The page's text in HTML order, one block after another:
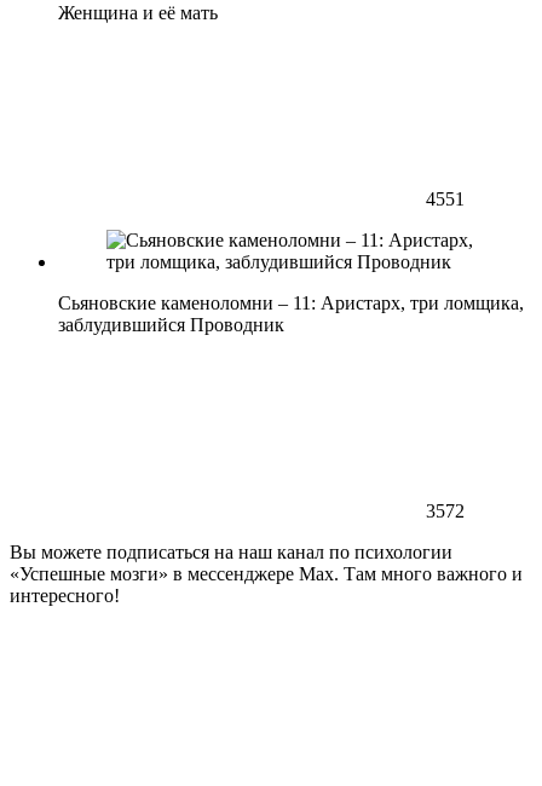
Женщина и её мать
4551
Сьяновские каменоломни – 11: Аристарх, три ломщика,
заблудившийся Проводник
3572
Вы можете подписаться на наш канал по психологии
«Успешные мозги» в мессенджере Max. Там много важного и
интересного!